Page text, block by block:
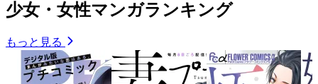
少女・女性マンガランキング
もっと見る